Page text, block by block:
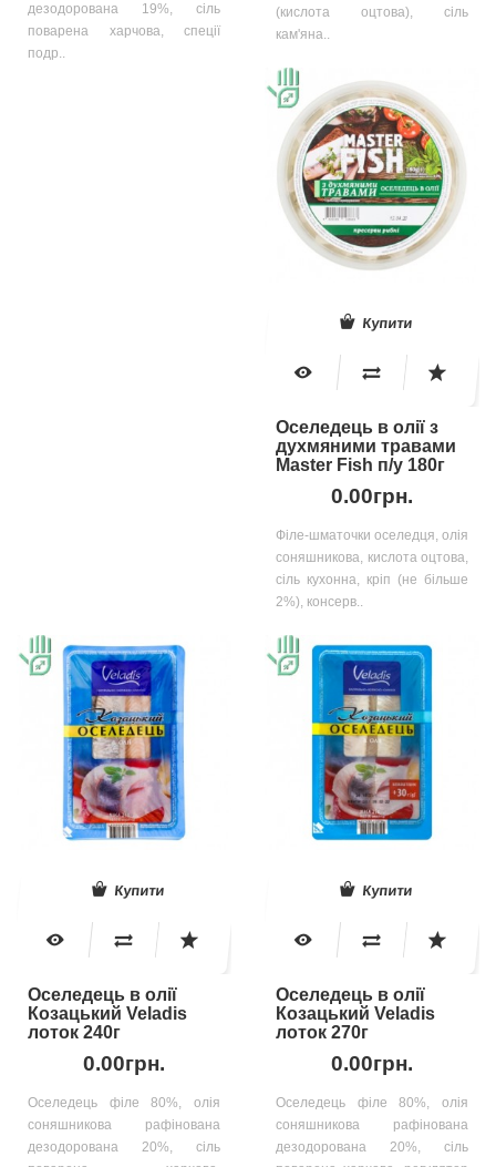
дезодорована 19%, сіль
поварена харчова, спеції
подр..
(кислота оцтова), сіль
кам'яна..
Купити
Оселедець в олії з
духмяними травами
Master Fish п/у 180г
0.00грн.
Філе-шматочки оселедця, олія
соняшникова, кислота оцтова,
сіль кухонна, кріп (не більше
2%), консерв..
Купити
Оселедець в олії
Козацький Veladis
лоток 240г
0.00грн.
Оселедець філе 80%, олія
соняшникова рафінована
дезодорована 20%, сіль
Купити
Оселедець в олії
Козацький Veladis
лоток 270г
0.00грн.
Оселедець філе 80%, олія
соняшникова рафінована
дезодорована 20%, сіль